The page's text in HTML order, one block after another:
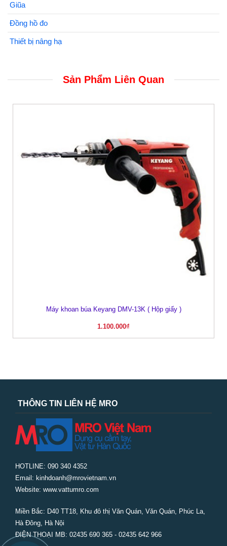
Giũa
Đồng hồ đo
Thiết bị nâng hạ
Sản Phẩm Liên Quan
Máy khoan búa Keyang DMV-13K ( Hộp giấy )
1.100.000₫
THÔNG TIN LIÊN HỆ MRO
HOTLINE: 090 340 4352
Email: kinhdoanh@mrovietnam.vn
Website: www.vattumro.com
Miền Bắc: D40 TT18, Khu đô thị Văn Quán, Văn Quán, Phúc La,
Hà Đông, Hà Nội
ĐIỆN THOẠI MB: 02435 690 365 - 02435 642 966